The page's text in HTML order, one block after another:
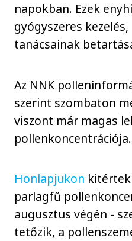
napokban. Ezek
gyógyszeres
tanácsainak
Az NNK
szerint szombaton
viszont már magas
pollenkoncentrációja.
Honlapjukon
parlagfű
augusztus végén -
tetőzik, a